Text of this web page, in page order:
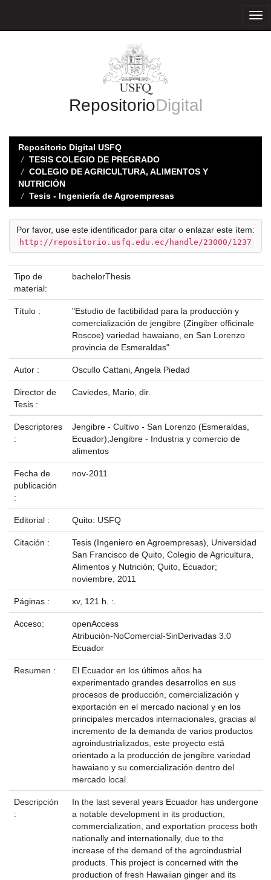
RepositorioDigital
Repositorio Digital USFQ
TESIS COLEGIO DE PREGRADO
COLEGIO DE AGRICULTURA, ALIMENTOS Y
NUTRICIÓN
Tesis - Ingeniería de Agroempresas
Por favor, use este identificador para citar o enlazar este ítem:
http://repositorio.usfq.edu.ec/handle/23000/1237
Tipo de
material:
bachelorThesis
Título :
"Estudio de factibilidad para la producción y
comercialización de jengibre (Zingiber officinale
Roscoe) variedad hawaiano, en San Lorenzo
provincia de Esmeraldas"
Autor : Oscullo Cattani, Angela Piedad
Director de
Tesis :
Caviedes, Mario, dir.
Descriptores
:
Jengibre - Cultivo - San Lorenzo (Esmeraldas,
Ecuador);Jengibre - Industria y comercio de
alimentos
Fecha de
publicación
:
nov-2011
Editorial : Quito: USFQ
Citación :
Tesis (Ingeniero en Agroempresas), Universidad
San Francisco de Quito, Colegio de Agricultura,
Alimentos y Nutrición; Quito, Ecuador;
noviembre, 2011
Páginas : xv, 121 h. :.
Acceso:
openAccess
Atribución-NoComercial-SinDerivadas 3.0
Ecuador
Resumen :
El Ecuador en los últimos años ha
experimentado grandes desarrollos en sus
procesos de producción, comercialización y
exportación en el mercado nacional y en los
principales mercados internacionales, gracias al
incremento de la demanda de varios productos
agroindustrializados, este proyecto está
orientado a la producción de jengibre variedad
hawaiano y su comercialización dentro del
mercado local.
Descripción
:
In the last several years Ecuador has undergone
a notable development in its production,
commercialization, and exportation process both
nationally and internationally, due to the
increase of the demand of the agroindustrial
products. This project is concerned with the
production of fresh Hawaiian ginger and its